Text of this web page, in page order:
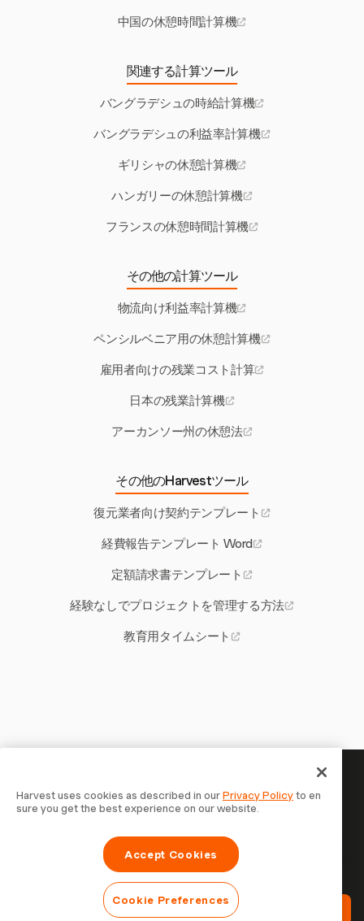
中国の休憩時間計算機
関連する計算ツール
バングラデシュの時給計算機
バングラデシュの利益率計算機
ギリシャの休憩計算機
ハンガリーの休憩計算機
フランスの休憩時間計算機
その他の計算ツール
物流向け利益率計算機
ペンシルベニア用の休憩計算機
雇用者向けの残業コスト計算
日本の残業計算機
アーカンソー州の休憩法
その他のHarvestツール
復元業者向け契約テンプレート
経費報告テンプレート Word
定額請求書テンプレート
経験なしでプロジェクトを管理する方法
教育用タイムシート
あなたの時間には記録する価値
がある — 今すぐ始めましょう
Harvestで時間を記録し、クライアントに請求し、より速
く支払いを受ける70,000以上の企業に参加しましょう。無
Harvestを無料で試す
Harvest uses cookies as described in ourPrivacy Policyto en
sure you get the best experience on our website.
Accept Cookies
Cookie Preferences